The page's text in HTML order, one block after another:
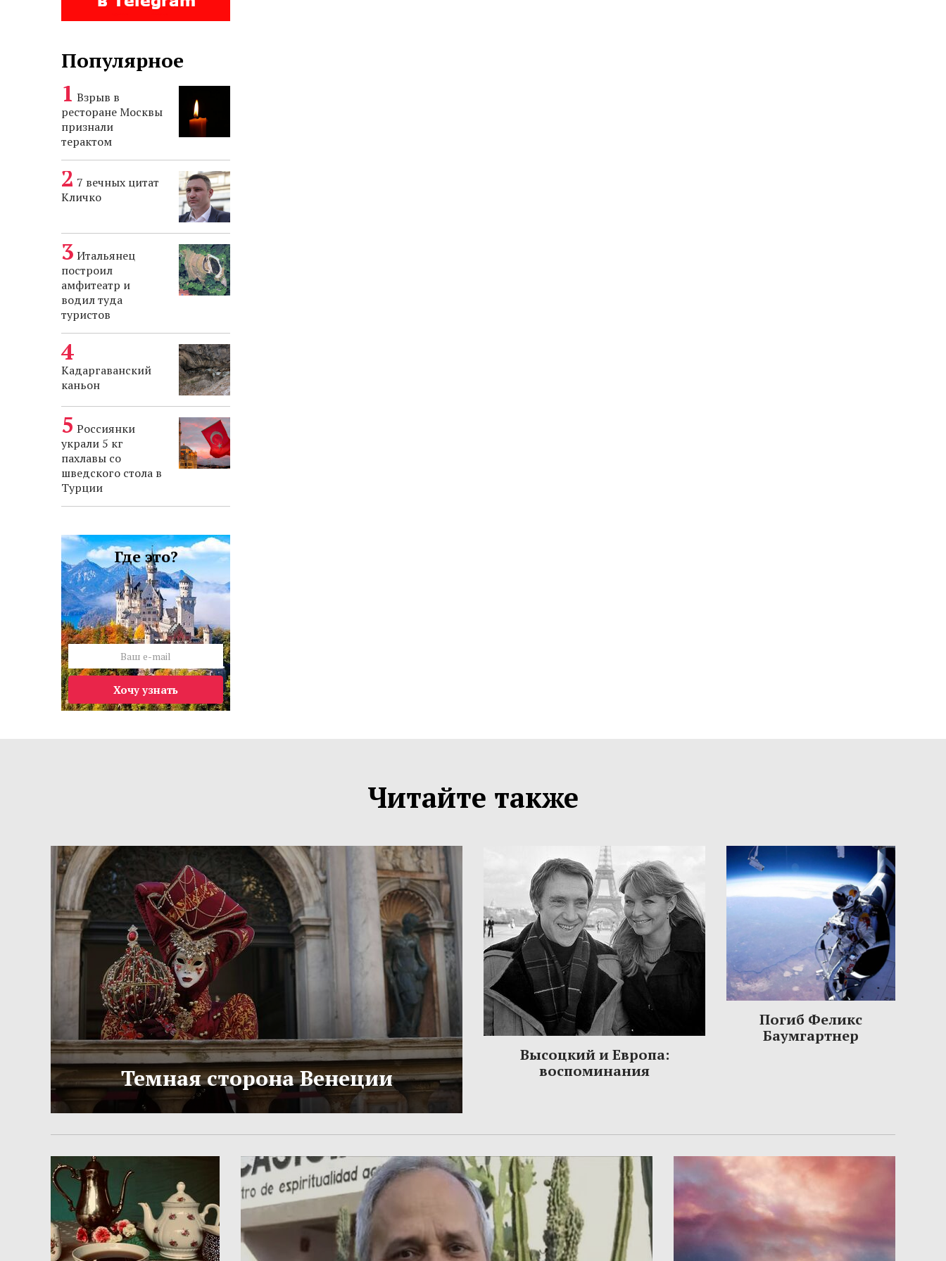
Популярное
Взрыв в
ресторане Москвы
признали
терактом
7 вечных цитат
Кличко
Итальянец
построил
амфитеатр и
водил туда
туристов
Кадаргаванский
каньон
Россиянки
украли 5 кг
пахлавы со
шведского стола в
Турции
Где это?
Хочу узнать
Читайте также
Темная сторона Венеции
Высоцкий и Европа:
воспоминания
Погиб Феликс
Баумгартнер